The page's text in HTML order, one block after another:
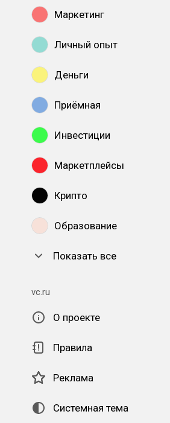
Маркетинг
Личный опыт
Деньги
Приёмная
Инвестиции
Маркетплейсы
Крипто
Образование
Показать все
vc.ru
О проекте
Правила
Реклама
Системная тема